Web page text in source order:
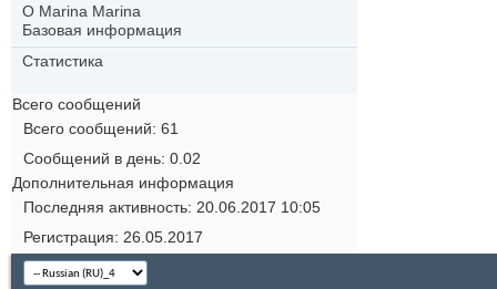
О Marina Marina
Базовая информация
Статистика
Всего сообщений
Всего сообщений 61
Сообщений в день 0.02
Дополнительная информация
Последняя активность 20.06.2017 10:05
Регистрация
26.05.2017